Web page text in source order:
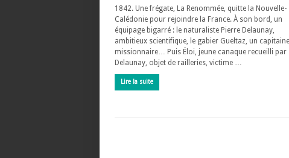
1842. Une frégate, La Renommée, quitte la Nouvelle-
Calédonie pour rejoindre la France. À son bord, un
équipage bigarré : le naturaliste Pierre Delaunay,
ambitieux scientifique, le gabier Gueltaz, un
missionnaire… Puis Éloi, jeune canaque recueilli par
Delaunay, objet de railleries, victime …
Lire la suite